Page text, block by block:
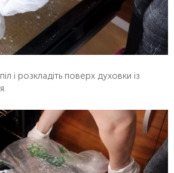
і розкладіть поверх духовки із